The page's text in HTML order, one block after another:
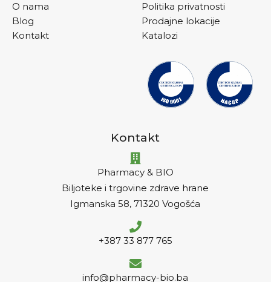
O nama
Blog
Kontakt
Politika privatnosti
Prodajne lokacije
Katalozi
Kontakt
Pharmacy & BIO
Biljoteke i trgovine zdrave hrane
Igmanska 58, 71320 Vogošća
+387 33 877 765
info@pharmacy-bio.ba